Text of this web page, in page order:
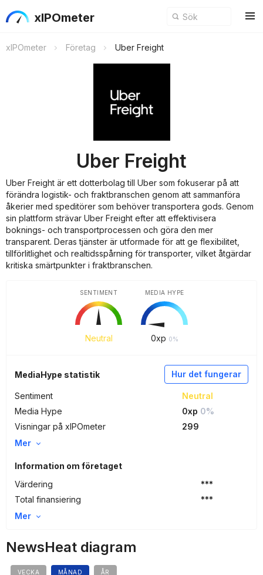
xIPOmeter
xIPOmeter Företag Uber Freight
Uber Freight
Uber Freight är ett dotterbolag till Uber som fokuserar på att
förändra logistik- och fraktbranschen genom att sammanföra
åkerier med speditörer som behöver transportera gods. Genom
sin plattform strävar Uber Freight efter att effektivisera
boknings- och transportprocessen och göra den mer
transparent. Deras tjänster är utformade för att ge flexibilitet,
tillförlitlighet och realtidsspårning för transporter, vilket åtgärdar
kritiska smärtpunkter i fraktbranschen.
Neutral
SENTIMENT
0xp 0%
MEDIA HYPE
Hur det fungerar
MediaHype statistik
Sentiment
Neutral
Media Hype
0xp 0%
Visningar på xIPOmeter
299
Mer
Information om företaget
Värdering
***
Total finansiering
***
Mer
NewsHeat diagram
VECKA MÅNAD ÅR